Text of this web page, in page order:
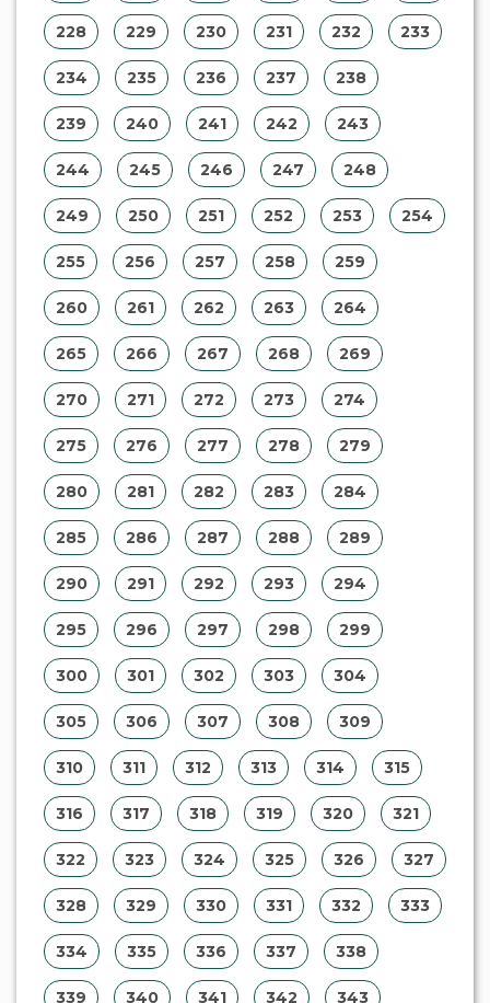
275 276 277 278 279
280 281 282 283 284
285 286 287 288 289
290 291 292 293 294
295 296 297 298 299
300 301 302 303 304
305 306 307 308 309
310 311 312 313 314
316 317 318 319 320
322 323 324 325 326
328 329 330 331 332
334 335 336 337 338
339 340 341 342 343
344 345 346 347 348
349 350 351 352 353
355 356 357 358 359
360 361 362 363 364
365 366 367 368 369
370 371 372 373 374
375 376 377 378 379
380 381 382 383 384
385 386 387 388 389